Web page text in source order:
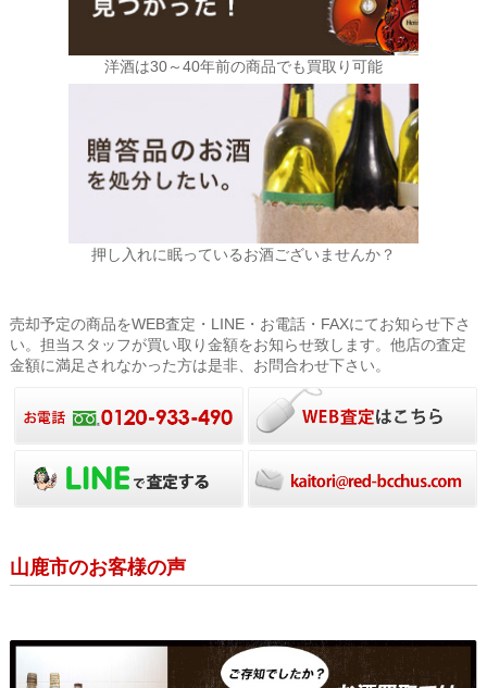
洋酒は30～40年前の商品でも買取り可能
押し入れに眠っているお酒ございませんか？
売却予定の商品をWEB査定・LINE・お電話・FAXにてお知らせ下さ
い。担当スタッフが買い取り金額をお知らせ致します。他店の査定
金額に満足されなかった方は是非、お問合わせ下さい。
山鹿市のお客様の声